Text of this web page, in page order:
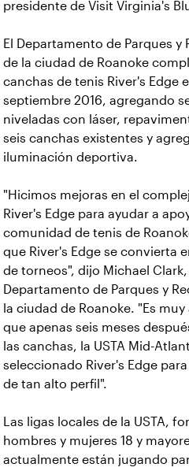
presidente de Visit Virginia's
El Departamento de Parques y
de la ciudad de Roanoke
canchas de tenis River's Edge
septiembre 2016, agregando
niveladas con láser,
seis canchas existentes y
iluminación deportiva.
"Hicimos mejoras en el
River's Edge para ayudar a
comunidad de tenis de
que River's Edge se convierta
de torneos", dijo Michael
Departamento de Parques y
la ciudad de Roanoke. "Es
que apenas seis meses
las canchas, la USTA Mid-
seleccionado River's Edge
de tan alto perfil".
Las ligas locales de la USTA,
hombres y mujeres 18 y
actualmente están jugando